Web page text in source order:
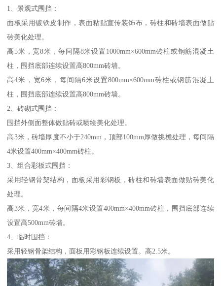
1、景观式围挡：
面板采用镀铁皮制作，表面粘贴宣传装饰布，砖柱和砖墙表面做贴
砖美化处理。
高5米，宽8米，每间隔8米设置1000mm×600mm砖柱或钢筋混凝土
柱，围挡底部连续设置高800mm砖墙。
高4米，宽6米，每间隔6米设置800mm×600mm砖柱或钢筋混凝土
柱，围挡底部连续设置高800mm砖墙。
2、砖砌式围挡：
围挡外侧面整体做贴砖或喷绘美化处理。
高3米，砖墙厚度不小于240mm，顶部100mm厚做挑檐处理，每间隔
4米设置400mm×400mm砖柱。
3、组合彩板式围挡：
采用轻钢骨架结构，面板采用彩钢板，砖柱和砖墙表面做贴砖美化
处理。
高3米，宽4米，每间隔4米设置400mm×400mm砖柱，围挡底部连续
设置高500mm砖墙。
4、临时围挡：
采用轻钢骨架结构，面板用彩钢板连续设置。高2.5米。